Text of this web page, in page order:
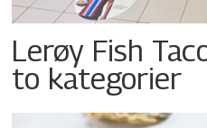
Lerøy Fish
to kategorier